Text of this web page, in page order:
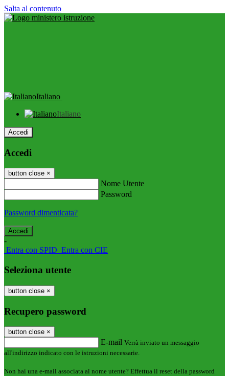
Salta al contenuto
Italiano
Italiano
Accedi
Accedi
button close ×
Nome Utente
Password
Password dimenticata?
-
Entra con SPID Entra con CIE
Seleziona utente
button close ×
Recupero password
button close ×
E-mail Verrà inviato un messaggio
all'indirizzo indicato con le istruzioni necessarie.
Non hai una e-mail associata al nome utente? Effettua il reset della password